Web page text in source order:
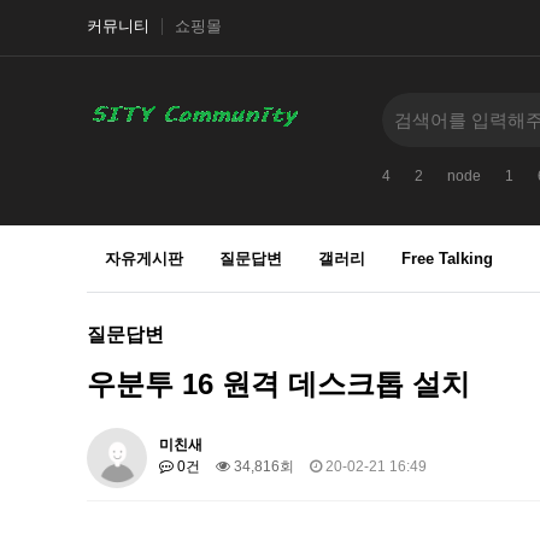
커뮤니티 쇼핑몰
4 2 node 1
자유게시판 질문답변 갤러리 Free Talking
질문답변
우분투 16 원격 데스크톱 설치
미친새
0건
34,816회 20-02-21 16:49